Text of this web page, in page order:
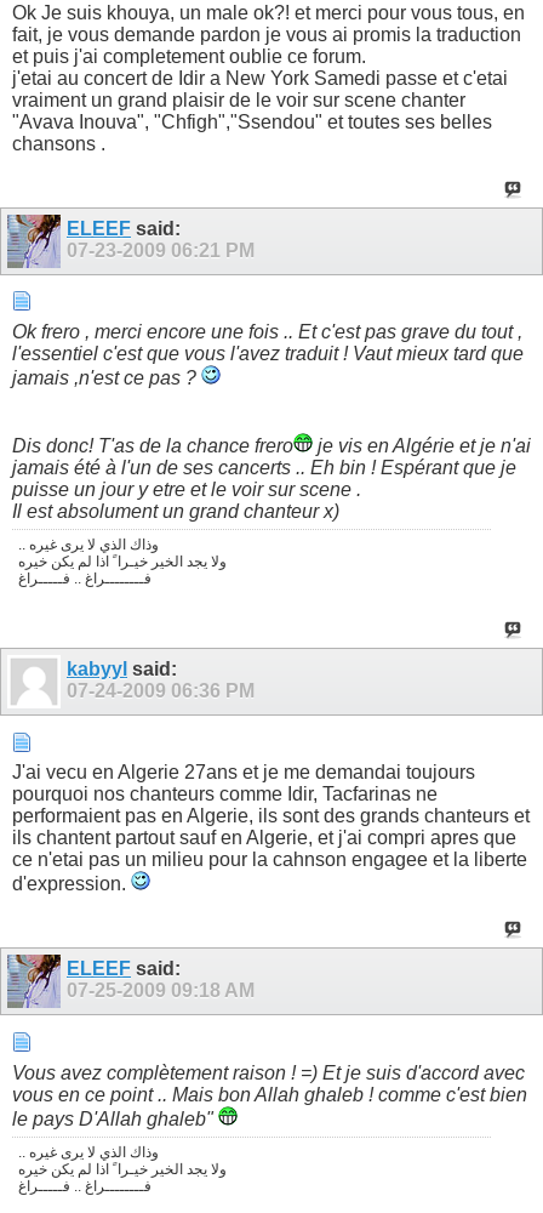
Ok Je suis khouya, un male ok?! et merci pour vous tous, en
fait, je vous demande pardon je vous ai promis la traduction
et puis j'ai completement oublie ce forum.
j'etai au concert de Idir a New York Samedi passe et c'etai
vraiment un grand plaisir de le voir sur scene chanter
"Avava Inouva", "Chfigh","Ssendou" et toutes ses belles
chansons .
ELEEF said:
07-23-2009 06:21 PM
Ok frero , merci encore une fois .. Et c'est pas grave du tout ,
l'essentiel c'est que vous l'avez traduit ! Vaut mieux tard que
jamais ,n'est ce pas ?
Dis donc! T'as de la chance frero
je vis en Algérie et je n'ai
jamais été à l'un de ses cancerts .. Eh bin ! Espérant que je
puisse un jour y etre et le voir sur scene .
Il est absolument un grand chanteur x)
.. وذاك الذي لا يرى غيره
ولا يجد الخير خيـرا ً اذا لم يكن خيره
فــــــــراغ .. فـــــراغ
kabyyl said:
07-24-2009 06:36 PM
J'ai vecu en Algerie 27ans et je me demandai toujours
pourquoi nos chanteurs comme Idir, Tacfarinas ne
performaient pas en Algerie, ils sont des grands chanteurs et
ils chantent partout sauf en Algerie, et j'ai compri apres que
ce n'etai pas un milieu pour la cahnson engagee et la liberte
d'expression.
ELEEF said:
07-25-2009 09:18 AM
Vous avez complètement raison ! =) Et je suis d'accord avec
vous en ce point .. Mais bon Allah ghaleb ! comme c'est bien
le pays D'Allah ghaleb"
.. وذاك الذي لا يرى غيره
ولا يجد الخير خيـرا ً اذا لم يكن خيره
فــــــــراغ .. فـــــراغ